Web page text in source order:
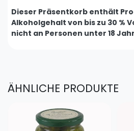
Dieser Präsentkorb enthält
Alkoholgehalt von bis zu 30 %
nicht an Personen unter 18
ÄHNLICHE PRODUKTE